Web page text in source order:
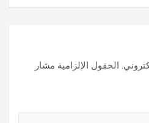
الحقول الإلزامية مشار